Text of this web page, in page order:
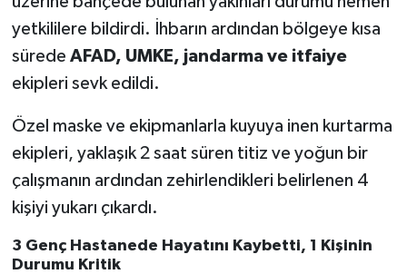
yetkililere bildirdi. İhbarın ardından bölgeye kısa
sürede AFAD, UMKE, jandarma ve itfaiye
ekipleri sevk edildi.
Özel maske ve ekipmanlarla kuyuya inen kurtarma
ekipleri, yaklaşık 2 saat süren titiz ve yoğun bir
çalışmanın ardından zehirlendikleri belirlenen 4
kişiyi yukarı çıkardı.
3 Genç Hastanede Hayatını Kaybetti, 1 Kişinin
Durumu Kritik